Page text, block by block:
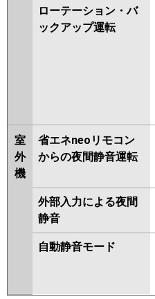
ローテーション・バ
ックアップ運転
室
外
機
省エネneoリモコン
からの夜間静音運転
外部入力による夜間
静音
自動静音モード